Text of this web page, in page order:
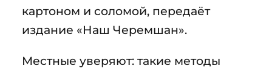
картоном и соломой, передаёт
издание «Наш Черемшан».
Местные уверяют: такие методы